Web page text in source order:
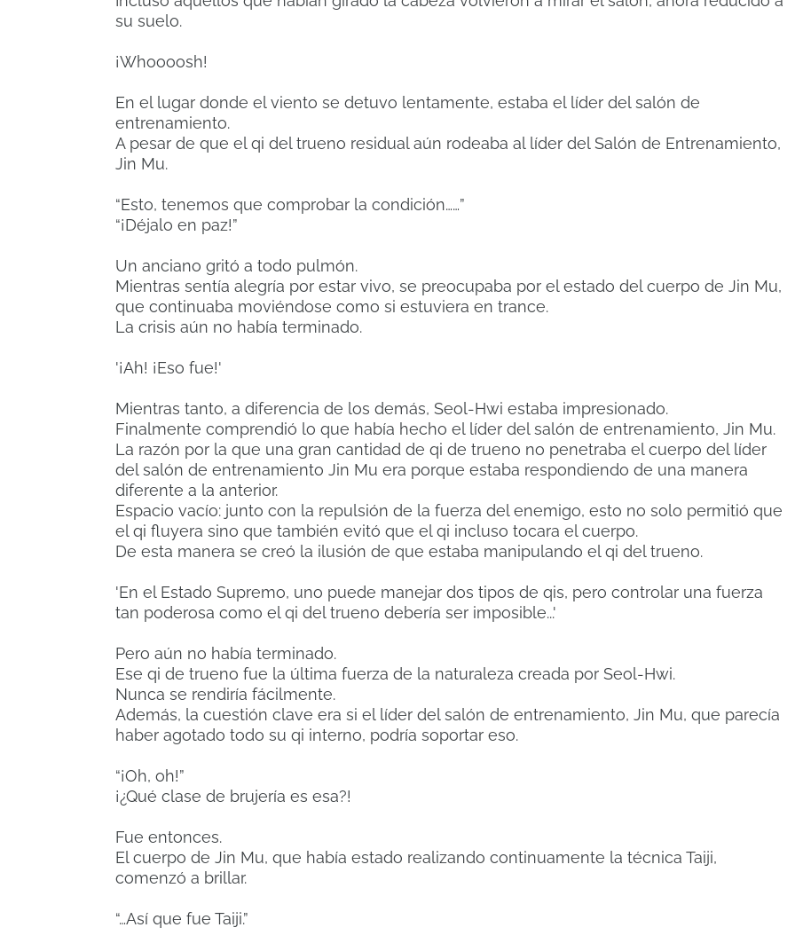
su suelo.
¡Whoooosh!
En el lugar donde el viento se detuvo lentamente, estaba el líder del salón de
entrenamiento.
A pesar de que el qi del trueno residual aún rodeaba al líder del Salón de Entrenamiento,
Jin Mu.
“Esto, tenemos que comprobar la condición……”
“¡Déjalo en paz!”
Un anciano gritó a todo pulmón.
Mientras sentía alegría por estar vivo, se preocupaba por el estado del cuerpo de Jin Mu,
que continuaba moviéndose como si estuviera en trance.
La crisis aún no había terminado.
'¡Ah! ¡Eso fue!'
Mientras tanto, a diferencia de los demás, Seol-Hwi estaba impresionado.
Finalmente comprendió lo que había hecho el líder del salón de entrenamiento, Jin Mu.
La razón por la que una gran cantidad de qi de trueno no penetraba el cuerpo del líder
del salón de entrenamiento Jin Mu era porque estaba respondiendo de una manera
diferente a la anterior.
Espacio vacío: junto con la repulsión de la fuerza del enemigo, esto no solo permitió que
el qi fluyera sino que también evitó que el qi incluso tocara el cuerpo.
De esta manera se creó la ilusión de que estaba manipulando el qi del trueno.
'En el Estado Supremo, uno puede manejar dos tipos de qis, pero controlar una fuerza
tan poderosa como el qi del trueno debería ser imposible...'
Pero aún no había terminado.
Ese qi de trueno fue la última fuerza de la naturaleza creada por Seol-Hwi.
Nunca se rendiría fácilmente.
Además, la cuestión clave era si el líder del salón de entrenamiento, Jin Mu, que parecía
haber agotado todo su qi interno, podría soportar eso.
“¡Oh, oh!”
¡¿Qué clase de brujería es esa?!
Fue entonces.
El cuerpo de Jin Mu, que había estado realizando continuamente la técnica Taiji,
comenzó a brillar.
“…Así que fue Taiji.”